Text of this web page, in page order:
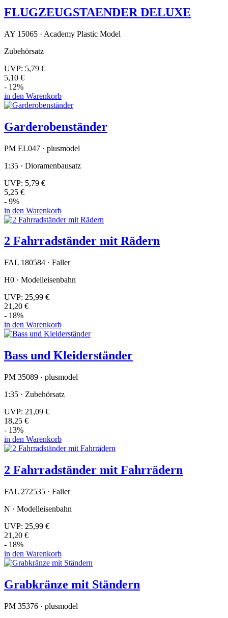
FLUGZEUGSTAENDER DELUXE
AY 15065 · Academy Plastic Model
Zubehörsatz
UVP: 5,79 €
5,10 €
- 12%
in den Warenkorb
Garderobenständer
PM EL047 · plusmodel
1:35 · Dioramenbausatz
UVP: 5,79 €
5,25 €
- 9%
in den Warenkorb
2 Fahrradständer mit Rädern
FAL 180584 · Faller
H0 · Modelleisenbahn
UVP: 25,99 €
21,20 €
- 18%
in den Warenkorb
Bass und Kleiderständer
PM 35089 · plusmodel
1:35 · Zubehörsatz
UVP: 21,09 €
18,25 €
- 13%
in den Warenkorb
2 Fahrradständer mit Fahrrädern
FAL 272535 · Faller
N · Modelleisenbahn
UVP: 25,99 €
21,20 €
- 18%
in den Warenkorb
Grabkränze mit Ständern
PM 35376 · plusmodel